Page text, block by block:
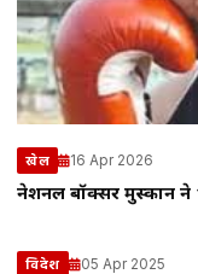
खेल 16 Apr 2026
नेशनल बॉक्सर मुस्कान ने
विदेश 05 Apr 2025